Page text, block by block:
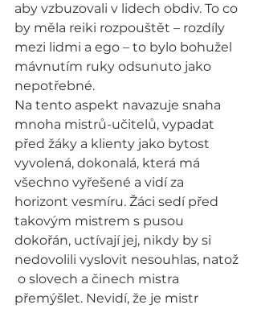
aby vzbuzovali v lidech obdiv. To co
by měla reiki rozpouštět – rozdíly
mezi lidmi a ego – to bylo bohužel
mávnutím ruky odsunuto jako
nepotřebné.
Na tento aspekt navazuje snaha
mnoha mistrů-učitelů, vypadat
před žáky a klienty jako bytost
vyvolená, dokonalá, která má
všechno vyřešené a vidí za
horizont vesmíru. Žáci sedí před
takovým mistrem s pusou
dokořán, uctívají jej, nikdy by si
nedovolili vyslovit nesouhlas, natož
o slovech a činech mistra
přemýšlet. Nevidí, že je mistr